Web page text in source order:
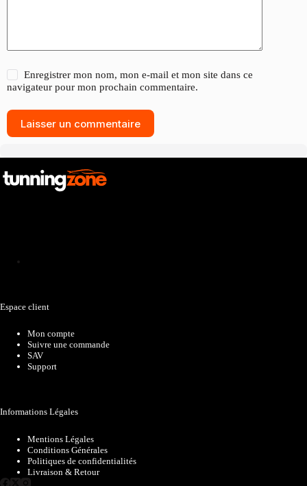
Enregistrer mon nom, mon e-mail et mon site dans ce
navigateur pour mon prochain commentaire.
Laisser un commentaire
Espace client
Mon compte
Suivre une commande
SAV
Support
Informations Légales
Mentions Légales
Conditions Générales
Politiques de confidentialités
Livraison & Retour